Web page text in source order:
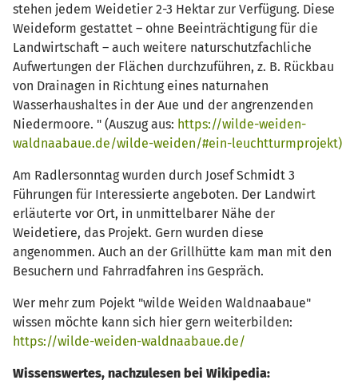
stehen jedem Weidetier 2-3 Hektar zur Verfügung. Diese
Weideform gestattet – ohne Beeinträchtigung für die
Landwirtschaft – auch weitere naturschutzfachliche
Aufwertungen der Flächen durchzuführen, z. B. Rückbau
von Drainagen in Richtung eines naturnahen
Wasserhaushaltes in der Aue und der angrenzenden
Niedermoore. " (Auszug aus: https://wilde-weiden-
waldnaabaue.de/wilde-weiden/#ein-leuchtturmprojekt)
Am Radlersonntag wurden durch Josef Schmidt 3
Führungen für Interessierte angeboten. Der Landwirt
erläuterte vor Ort, in unmittelbarer Nähe der
Weidetiere, das Projekt. Gern wurden diese
angenommen. Auch an der Grillhütte kam man mit den
Besuchern und Fahrradfahren ins Gespräch.
Wer mehr zum Pojekt "wilde Weiden Waldnaabaue"
wissen möchte kann sich hier gern weiterbilden:
https://wilde-weiden-waldnaabaue.de/
Wissenswertes, nachzulesen bei Wikipedia: